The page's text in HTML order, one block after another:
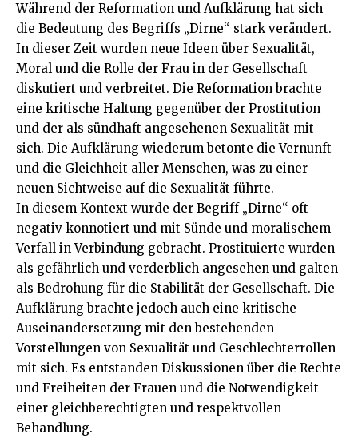
Während der Reformation und Aufklärung hat sich
die Bedeutung des Begriffs „Dirne“ stark verändert.
In dieser Zeit wurden neue Ideen über Sexualität,
Moral und die Rolle der Frau in der Gesellschaft
diskutiert und verbreitet. Die Reformation brachte
eine kritische Haltung gegenüber der Prostitution
und der als sündhaft angesehenen Sexualität mit
sich. Die Aufklärung wiederum betonte die Vernunft
und die Gleichheit aller Menschen, was zu einer
neuen Sichtweise auf die Sexualität führte.
In diesem Kontext wurde der Begriff „Dirne“ oft
negativ konnotiert und mit Sünde und moralischem
Verfall in Verbindung gebracht. Prostituierte wurden
als gefährlich und verderblich angesehen und galten
als Bedrohung für die Stabilität der Gesellschaft. Die
Aufklärung brachte jedoch auch eine kritische
Auseinandersetzung mit den bestehenden
Vorstellungen von Sexualität und Geschlechterrollen
mit sich. Es entstanden Diskussionen über die Rechte
und Freiheiten der Frauen und die Notwendigkeit
einer gleichberechtigten und respektvollen
Behandlung.